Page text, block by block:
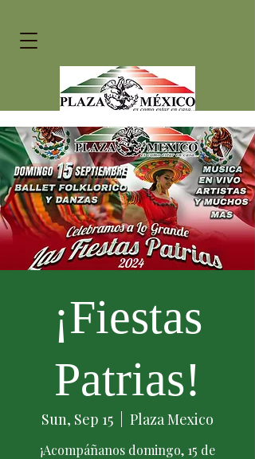
¡Fiestas
Patrias!
Sun, Sep 15 Plaza Mexico
¡Acompáñanos domingo, 15 de